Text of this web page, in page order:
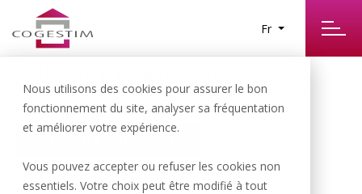
Nous utilisons des cookies pour assurer le bon
fonctionnement du site, analyser sa fréquentation
et améliorer votre expérience.
Vous pouvez accepter ou refuser les cookies non
essentiels. Votre choix peut être modifié à tout
Fr
66RÉSULTATS TROUVÉS
CRÉER UNE ALERTE
TRIER PAR : PRIX CROISSANT